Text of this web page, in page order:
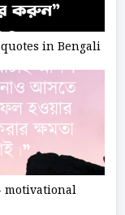
quotes in Bengali
- motivational